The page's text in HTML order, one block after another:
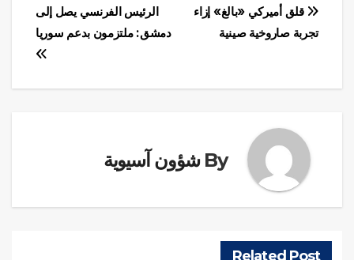
تصفّح
المقالات
الرئيس الفرنسي يصل إلى
دمشق: ملتزمون بدعم سوريا
قلق أميركي «بالغ» إزاء
تجربة صاروخية صينية
By شؤون آسيوية
Related Post